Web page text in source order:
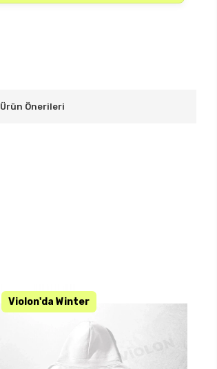
Ürün Önerileri